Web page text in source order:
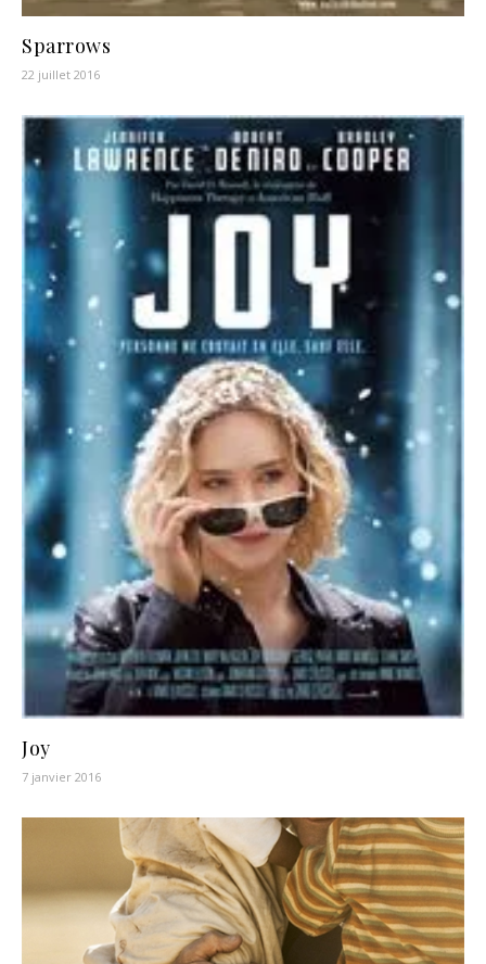
Sparrows
22 juillet 2016
Joy
7 janvier 2016